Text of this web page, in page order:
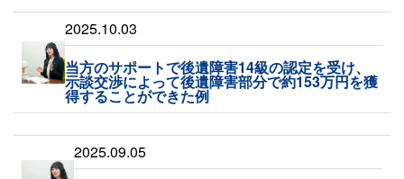
2025.10.03
当方のサポートで後遺障害14級の認定を受け、
示談交渉によって後遺障害部分で約153万円を獲
得することができた例
2025.09.05